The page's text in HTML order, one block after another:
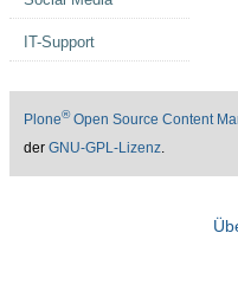
IT-Support
Plone®Open Source Content
der GNU-GPL-Lizenz.